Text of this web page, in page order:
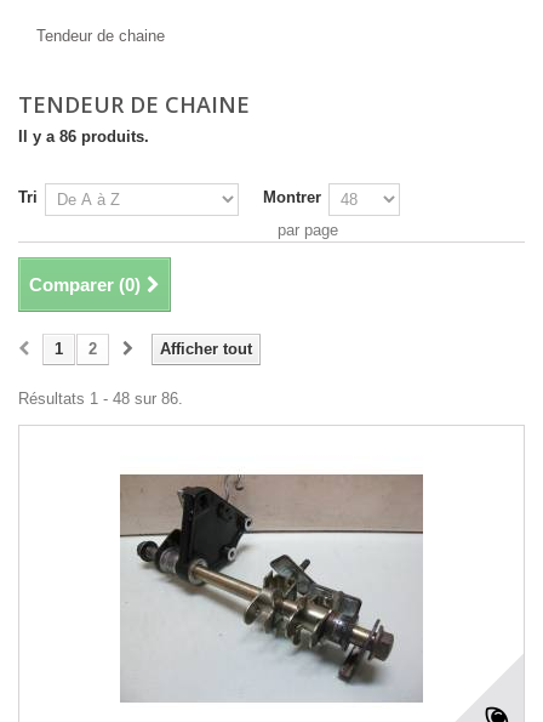
Tendeur de chaine
TENDEUR DE CHAINE
Il y a 86 produits.
Tri
Montrer
par page
Comparer (0)
Afficher tout
1 2
Résultats 1 - 48 sur 86.